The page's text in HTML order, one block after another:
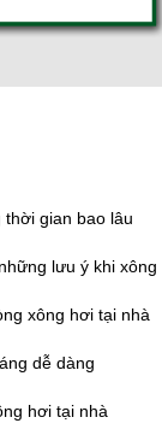
gian bao lâu
lưu ý khi xông
xông hơi tại nhà
dễ dàng
hơi tại nhà